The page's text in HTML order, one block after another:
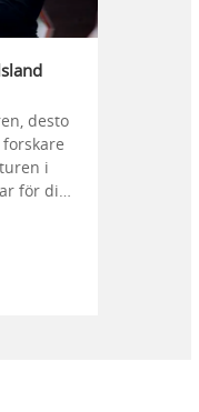
desto
i
för dig